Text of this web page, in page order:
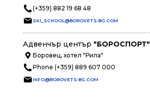
(+359) 882 19 68 48
SKI_SCHOOL@BOROVETS-BG.COM
Адвенчър център "БОРОСПОРТ"
Боровец, хотел "Рила"
Phone (+359) 889 607 000
INFO@BOROVETS-BG.COM